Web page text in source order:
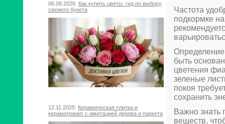
06.08.2026: Как купить цветы: гид по выбору
свежего букета
12.11.2025: Керамическая плитка и
керамогранит с имитацией дерева и паркета
Частота
подкормке
быть
цветения
зеленые
покоя
сохранить
Важно знать
веществ,